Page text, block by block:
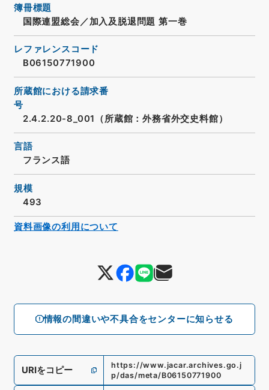
情報の間違いや不具合をセンターに知らせる
簿冊標題
国際連盟総会／加入及脱退問題 第一巻
レファレンスコード
B06150771900
所蔵館における請求番
号
2.4.2.20-8_001（所蔵館：外務省外交史料館）
言語
フランス語
規模
493
URIをコピー
https://www.jacar.archives.go.j
p/das/meta/B06150771900
資料画像の利用について